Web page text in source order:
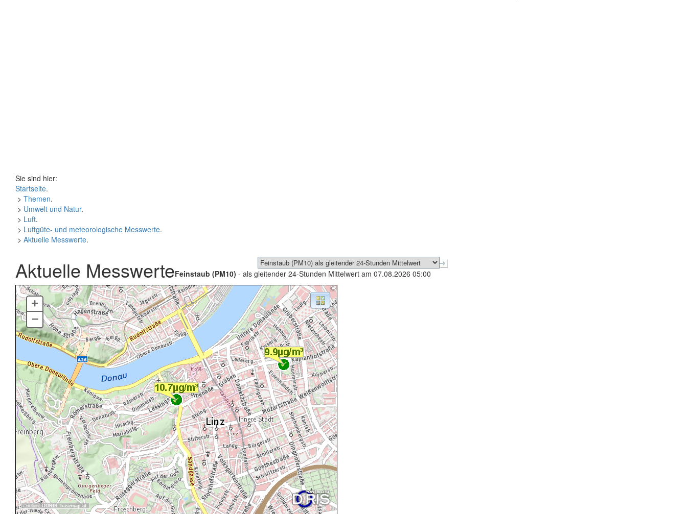
Sie sind hier:
Startseite.
> Themen.
> Umwelt und Natur.
> Luft.
> Luftgüte- und meteorologische Messwerte.
> Aktuelle Messwerte.
Aktuelle MesswerteFeinstaub (PM10) - als gleitender 24-Stunden Mittelwert am 07.08.2026 05:00
Quellen:DORIS, basemap.at
+
–